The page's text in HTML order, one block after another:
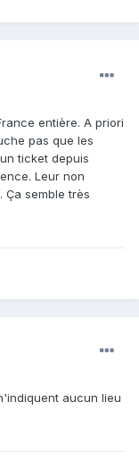
entière. A priori
pas que les
ticket depuis
Leur non
Ça semble très
aucun lieu